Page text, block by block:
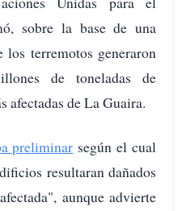
sobre la base de una
terremotos generaron
de toneladas de
afectadas de La Guaira.
preliminar según el cual
resultaran dañados
aunque advierte